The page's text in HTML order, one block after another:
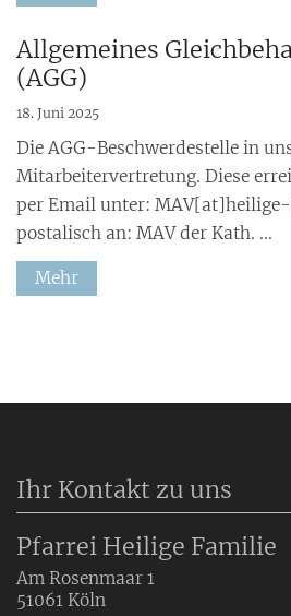
Allgemeines
(AGG)
18. Juni 2025
Die AGG-Beschwerdestelle in
Mitarbeitervertretung. Diese
per Email unter:
postalisch an: MAV der Kath. ...
Mehr
Ihr Kontakt zu uns
Pfarrei Heilige Familie
Am Rosenmaar 1
51061 Köln